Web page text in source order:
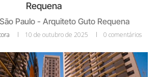
Requena
Paulo - Arquiteto Guto Requena
10 de outubro de 2025 0 comentários